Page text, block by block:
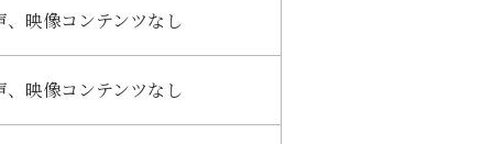
、映像コンテンツなし
、映像コンテンツなし